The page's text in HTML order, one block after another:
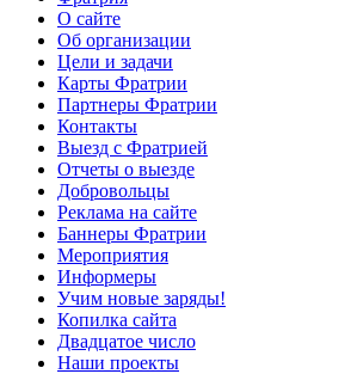
О сайте
Об организации
Цели и задачи
Карты Фратрии
Партнеры Фратрии
Контакты
Выезд с Фратрией
Отчеты о выезде
Добровольцы
Реклама на сайте
Баннеры Фратрии
Мероприятия
Информеры
Учим новые заряды!
Копилка сайта
Двадцатое число
Наши проекты